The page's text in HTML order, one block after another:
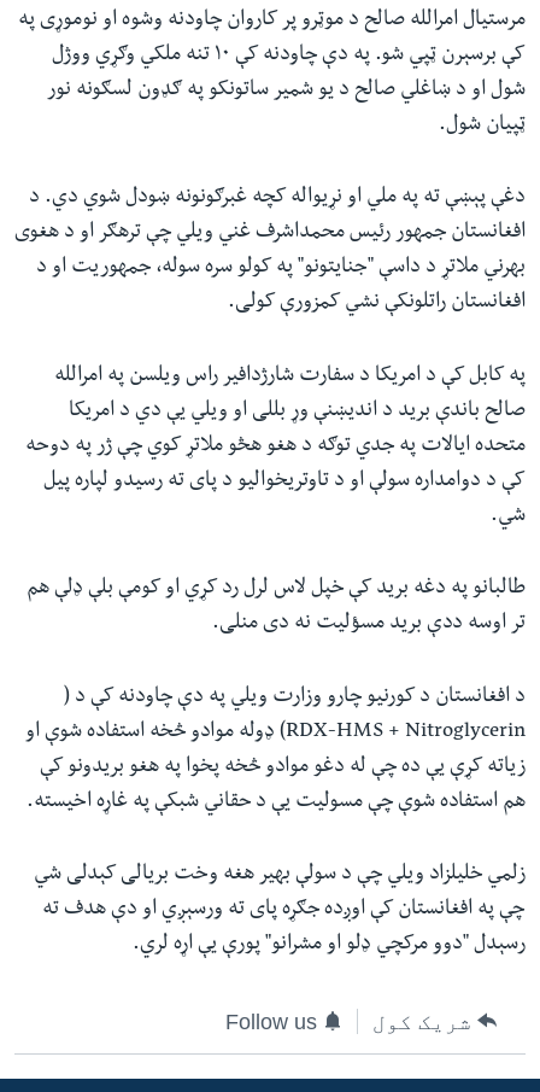
مرستیال امرالله صالح د موټرو پر کاروان چاودنه وشوه او نوموړی په
کې برسېرن ټپي شو. په دې چاودنه کې ۱۰ تنه ملکي وګړي ووژل
شول او د ښاغلي صالح د یو شمیر ساتونکو په ګډون لسګونه نور
ټپیان شول.
دغې پېښې ته په ملي او نړیواله کچه غبرګونونه ښودل شوي دي. د
افغانستان جمهور رئیس محمداشرف غني ویلي چې ترهګر او د هغوی
بهرني ملاتړ د داسې "جنایتونو" په کولو سره سوله، جمهوریت او د
افغانستان راتلونکې نشي کمزورې کولی.
په کابل کې د امریکا د سفارت شارژدافیر راس ویلسن په امرالله
صالح باندې برید د اندیښنې وړ بللی او ویلي یې دي د امریکا
متحده ایالات په جدي توګه د هغو هڅو ملاتړ کوي چې ژر په دوحه
کې د دوامداره سولې او د تاوتریخوالیو د پای ته رسیدو لپاره پیل
شي.
طالبانو په دغه برید کې خپل لاس لرل رد کړي او کومې بلې ډلې هم
تر اوسه ددې برید مسؤلیت نه دی منلی.
د افغانستان د کورنیو چارو وزارت ویلي په دې چاودنه کې د (
RDX-HMS + Nitroglycerin) ډوله موادو څخه استفاده شوې او
زیاته کړې یې ده چې له دغو موادو څخه پخوا په هغو بریدونو کې
هم استفاده شوې چې مسولیت یې د حقاني شبکې په غاړه اخیسته.
زلمي خلیلزاد ویلي چې د سولې بهیر هغه وخت بریالی کېدلی شي
چې په افغانستان کې اوږده جګړه پای ته ورسېږي او دې هدف ته
رسېدل "دوو مرکچي ډلو او مشرانو" پورې یې اړه لري.
شریک کول Follow us